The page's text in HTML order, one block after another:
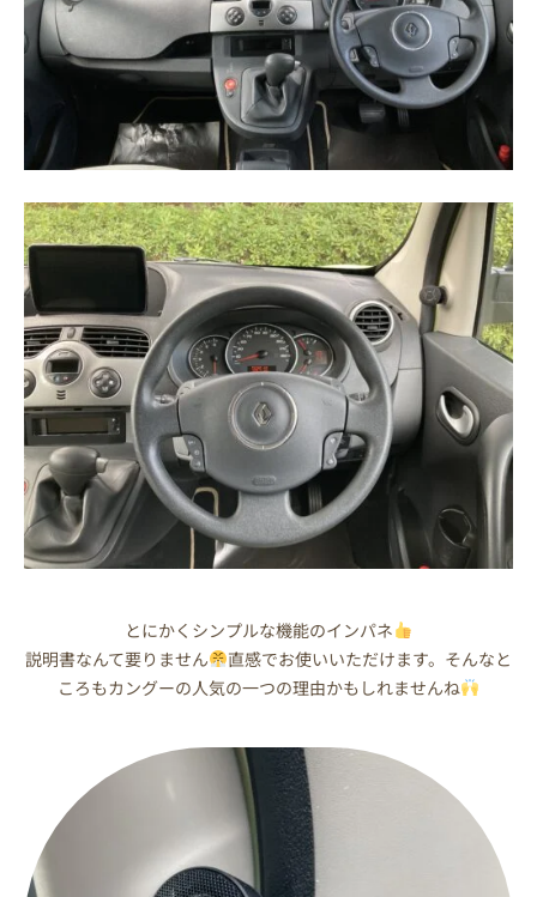
とにかくシンプルな機能のインパネ
説明書なんて要りません
直感でお使いいただけます。そんなと
ころもカングーの人気の一つの理由かもしれませんね